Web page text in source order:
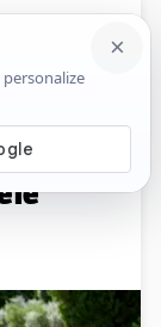
Komentari
nove